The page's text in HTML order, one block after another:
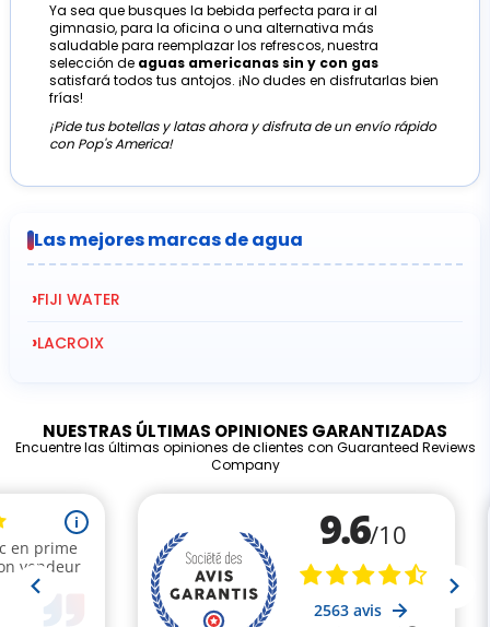
Ya sea que busques la bebida perfecta para ir al
gimnasio, para la oficina o una alternativa más
saludable para reemplazar los refrescos, nuestra
selección de aguas americanas sin y con gas
satisfará todos tus antojos. ¡No dudes en disfrutarlas bien
frías!
¡Pide tus botellas y latas ahora y disfruta de un envío rápido
con Pop's America!
Las mejores marcas de agua
›FIJI WATER
›LACROIX
NUESTRAS ÚLTIMAS OPINIONES GARANTIZADAS
Encuentre las últimas opiniones de clientes con Guaranteed Reviews
Company